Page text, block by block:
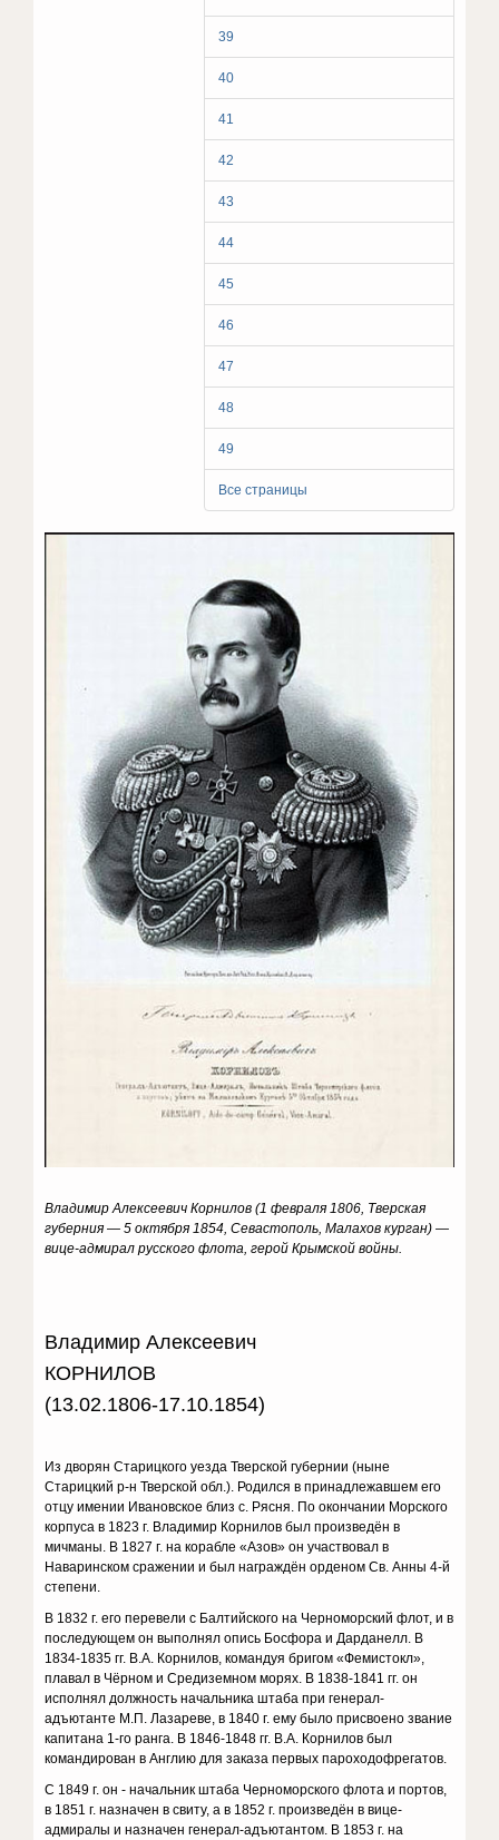
39
40
41
42
43
44
45
46
47
48
49
Все страницы
Владимир Алексеевич Корнилов (1 февраля 1806, Тверская
губерния — 5 октября 1854, Севастополь, Малахов курган) —
вице-адмирал русского флота, герой Крымской войны.
Владимир Алексеевич
КОРНИЛОВ
(13.02.1806-17.10.1854)
Из дворян Старицкого уезда Тверской губернии (ныне
Старицкий р-н Тверской обл.). Родился в принадлежавшем его
отцу имении Ивановское близ с. Рясня. По окончании Морского
корпуса в 1823 г. Владимир Корнилов был произведён в
мичманы. В 1827 г. на корабле «Азов» он участвовал в
Наваринском сражении и был награждён орденом Св. Анны 4-й
степени.
В 1832 г. его перевели с Балтийского на Черноморский флот, и в
последующем он выполнял опись Босфора и Дарданелл. В
1834-1835 гг. В.А. Корнилов, командуя бригом «Фемистокл»,
плавал в Чёрном и Средиземном морях. В 1838-1841 гг. он
исполнял должность начальника штаба при генерал-
адъютанте М.П. Лазареве, в 1840 г. ему было присвоено звание
капитана 1-го ранга. В 1846-1848 гг. В.А. Корнилов был
командирован в Англию для заказа первых пароходофрегатов.
С 1849 г. он - начальник штаба Черноморского флота и портов,
в 1851 г. назначен в свиту, а в 1852 г. произведён в вице-
адмиралы и назначен генерал-адъютантом. В 1853 г. на